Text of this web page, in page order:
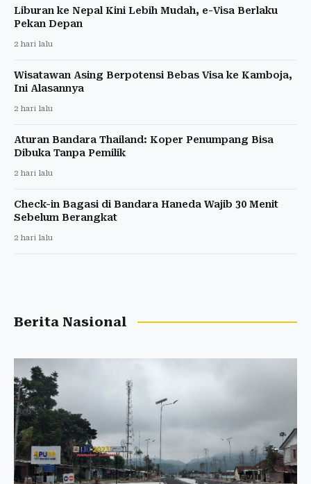
Liburan ke Nepal Kini Lebih Mudah, e-Visa Berlaku
Pekan Depan
2 hari lalu
Wisatawan Asing Berpotensi Bebas Visa ke Kamboja,
Ini Alasannya
2 hari lalu
Aturan Bandara Thailand: Koper Penumpang Bisa
Dibuka Tanpa Pemilik
2 hari lalu
Check-in Bagasi di Bandara Haneda Wajib 30 Menit
Sebelum Berangkat
2 hari lalu
Berita Nasional